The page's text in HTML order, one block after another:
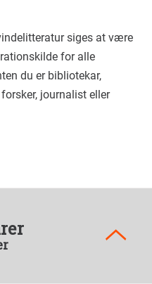
siges at være
for alle
du er bibliotekar,
journalist eller